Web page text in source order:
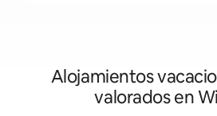
Alojamientos
valorados en